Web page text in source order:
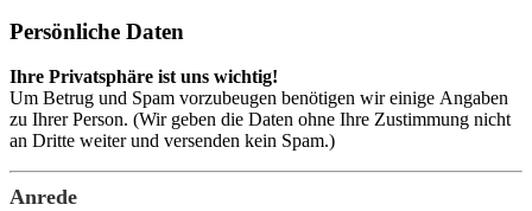
Persönliche Daten
Ihre Privatsphäre ist uns wichtig!
Um Betrug und Spam vorzubeugen benötigen wir einige Angaben
zu Ihrer Person. (Wir geben die Daten ohne Ihre Zustimmung nicht
an Dritte weiter und versenden kein Spam.)
Anrede